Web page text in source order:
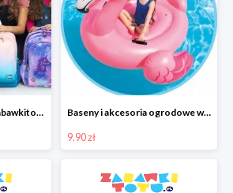
Powrót do szkoły w Zabawkitotu.pl od 1 zł Baseny i akcesoria ogrodowe w Zabawkitotu.pl od 9,90 zł
9.90 zł